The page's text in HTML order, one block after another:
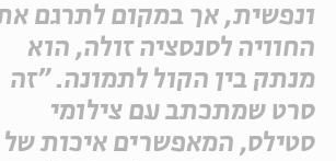
ונפשית, אך במקום לתרגם
החוויה לסנסציה זולה, הוא
מנתק בין הקול לתמונה. "זה
סרט שמתכתב עם צילומי
סטילס, המאפשרים איכות של